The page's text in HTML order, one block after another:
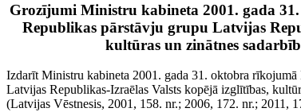
Grozījumi Ministru kabineta 2001. gada
Republikas pārstāvju grupu Latvijas
kultūras un zinātnes
Izdarīt Ministru kabineta 2001. gada 31. oktobra
Latvijas Republikas-Izraēlas Valsts kopējā izglītības,
(Latvijas Vēstnesis, 2001, 158. nr.; 2006, 172. nr.; 2011,